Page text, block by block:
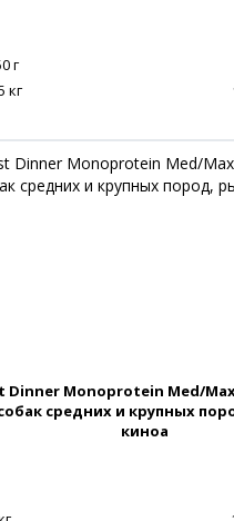
г
кг
Dinner Monoprotein Med/
средних и крупных
киноа